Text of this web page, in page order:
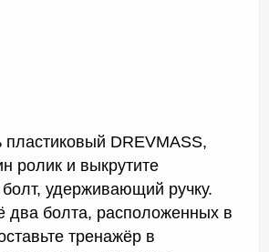
пластиковый DREVMASS,
ролик и выкрутите
удерживающий ручку.
два болта, расположенных в
тренажёр в